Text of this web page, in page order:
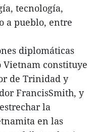
tecnología,
a pueblo, entre
diplomáticas
Vietnam constituye
de Trinidad y
FrancisSmith, y
la
en las